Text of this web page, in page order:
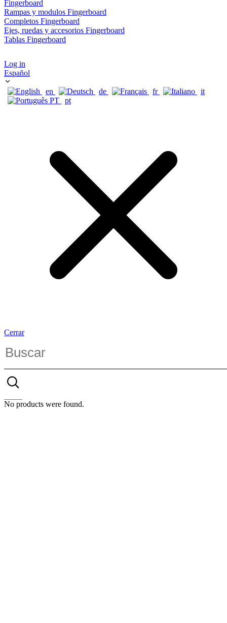
Fingerboard
Rampas y modulos Fingerboard
Completos Fingerboard
Ejes, ruedas y accesorios Fingerboard
Tablas Fingerboard
Log in
Español
en de fr
it
pt
Cerrar
No products were found.